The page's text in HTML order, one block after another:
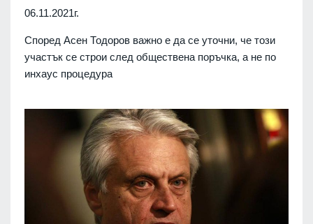
06.11.2021г.
Според Асен Тодоров важно е да се уточни, че този
участък се строи след обществена поръчка, а не по
инхаус процедура